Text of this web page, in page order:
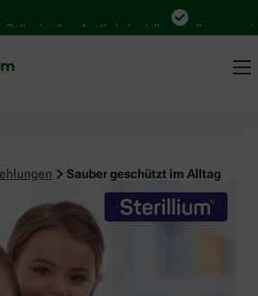
bei Ihrer Apotheke bestellen Bequem
Sauber geschützt im Alltag